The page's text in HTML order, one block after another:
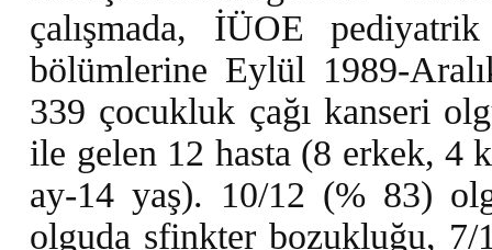
çalışmada, İÜOE
bölümlerine Eylül 1989-
339 çocukluk çağı kanseri
ile gelen 12 hasta (8 erkek, 4
ay-14 yaş). 10/12 (% 83)
olguda sfinkter bozukluğu, 7/